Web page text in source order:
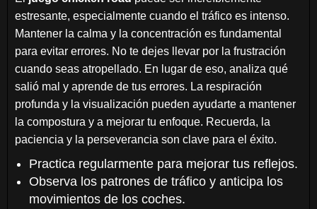
estresante, especialmente cuando el tráfico es intenso.
Mantener la calma y la concentración es fundamental
para evitar errores. No te dejes llevar por la frustración
cuando seas atropellado. En lugar de eso, analiza qué
salió mal y aprende de tus errores. La respiración
profunda y la visualización pueden ayudarte a mantener
la compostura y a mejorar tu enfoque. Recuerda, la
paciencia y la perseverancia son clave para el éxito.
Practica regularmente para mejorar tus reflejos.
Observa los patrones de tráfico y anticipa los
movimientos de los coches.